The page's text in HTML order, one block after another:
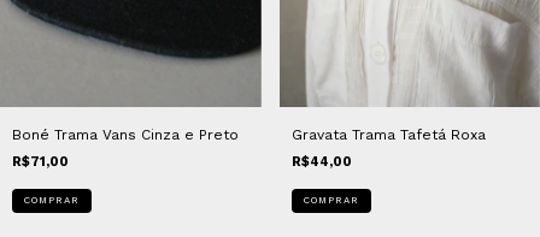
Boné Trama Vans Cinza e Preto
R$71,00
COMPRAR
Gravata Trama Tafetá Roxa
R$44,00
COMPRAR